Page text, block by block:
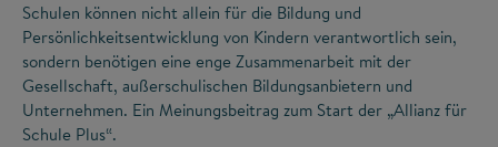
Schulen können nicht allein für die Bildung und
Persönlichkeitsentwicklung von Kindern verantwortlich sein,
sondern benötigen eine enge Zusammenarbeit mit der
Gesellschaft, außerschulischen Bildungsanbietern und
Unternehmen. Ein Meinungsbeitrag zum Start der „Allianz für
Schule Plus“.